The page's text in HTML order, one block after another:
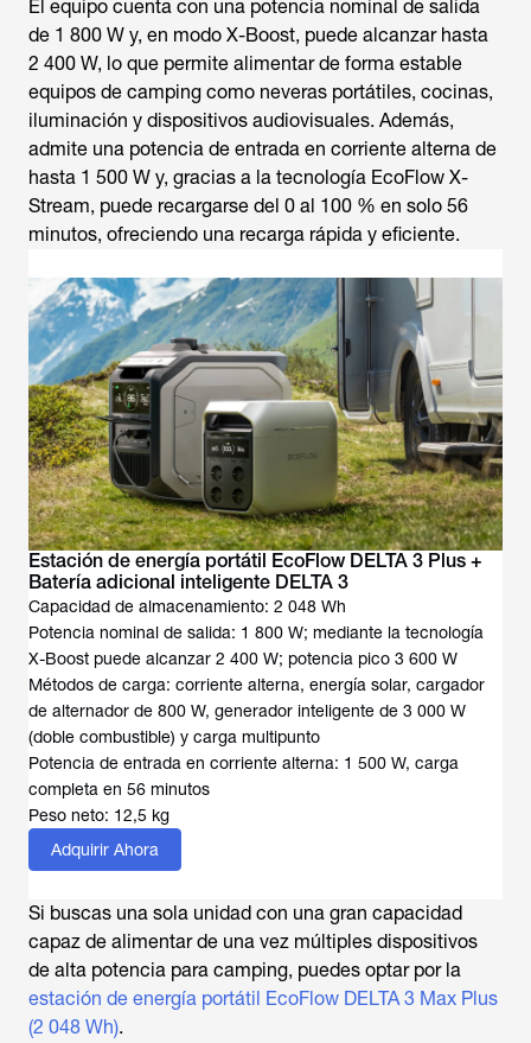
El equipo cuenta con una potencia nominal de salida
de 1 800 W y, en modo X-Boost, puede alcanzar hasta
2 400 W, lo que permite alimentar de forma estable
equipos de camping como neveras portátiles, cocinas,
iluminación y dispositivos audiovisuales. Además,
admite una potencia de entrada en corriente alterna de
hasta 1 500 W y, gracias a la tecnología EcoFlow X-
Stream, puede recargarse del 0 al 100 % en solo 56
minutos, ofreciendo una recarga rápida y eficiente.
Estación de energía portátil EcoFlow DELTA 3 Plus +
Batería adicional inteligente DELTA 3
Capacidad de almacenamiento: 2 048 Wh
Potencia nominal de salida: 1 800 W; mediante la tecnología
X-Boost puede alcanzar 2 400 W; potencia pico 3 600 W
Métodos de carga: corriente alterna, energía solar, cargador
de alternador de 800 W, generador inteligente de 3 000 W
(doble combustible) y carga multipunto
Potencia de entrada en corriente alterna: 1 500 W, carga
completa en 56 minutos
Peso neto: 12,5 kg
Adquirir Ahora
Si buscas una sola unidad con una gran capacidad
capaz de alimentar de una vez múltiples dispositivos
de alta potencia para camping, puedes optar por la
estación de energía portátil EcoFlow DELTA 3 Max Plus
(2 048 Wh).